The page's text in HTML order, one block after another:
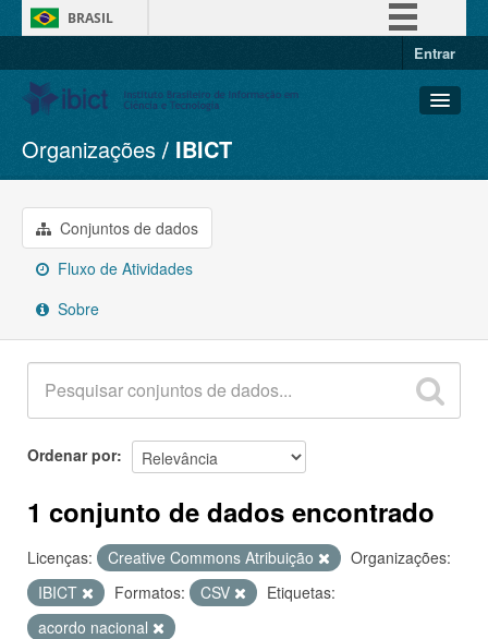
BRASIL
Entrar
Conjuntos de dados
Organizações
Grupos
Sobre
Organizações IBICT
Conjuntos de dados
Fluxo de Atividades
Sobre
Ordenar por
1 conjunto de dados encontrado
Licenças: Creative Commons Atribuição
Organizações:
IBICT
Formatos: CSV
Etiquetas:
acordo nacional